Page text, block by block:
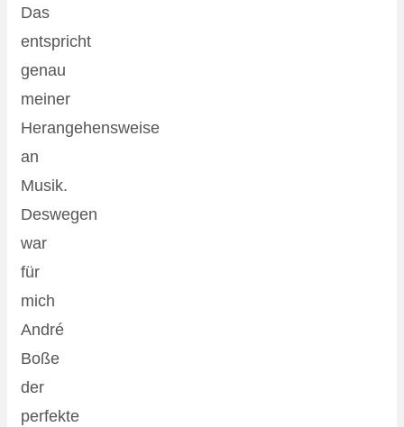
Das
entspricht
genau
meiner
Herangehensweise
an
Musik.
Deswegen
war
für
mich
André
Boße
der
perfekte